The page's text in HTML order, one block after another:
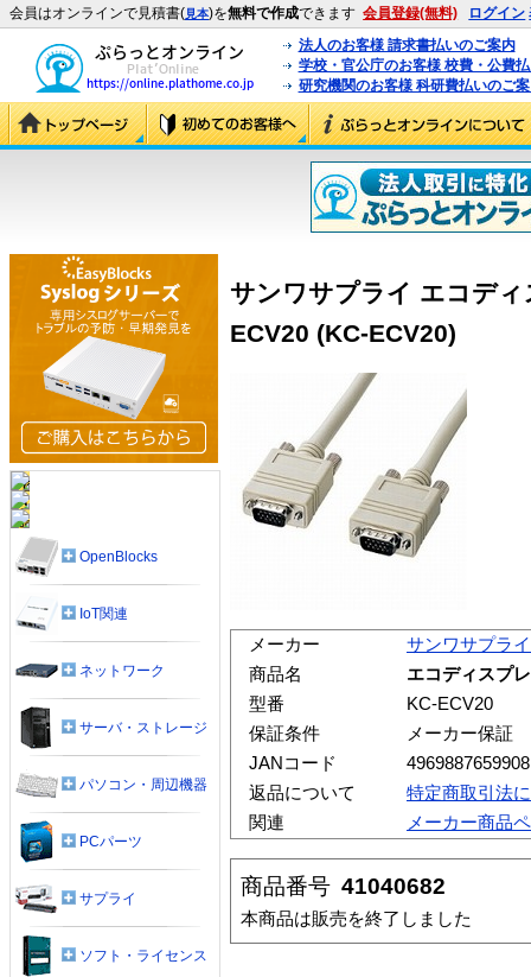
会員はオンラインで見積書(見本)を無料で作成できます 会員登録(無料) ログイン
法人のお客様 請求書払いのご案内
学校・官公庁のお客様 校費・公費
研究機関のお客様 科研費払いのご
サンワサプライ エコデ
ECV20 (KC-ECV20)
メーカー
サンワサプライ
商品名
エコディスプ
型番
KC-ECV20
保証条件
メーカー保証
JANコード
4969887659908
返品について
特定商取引法
関連
メーカー商品
商品番号 41040682
本商品は販売を終了しました
OpenBlocks
IoT関連
ネットワーク
サーバ・ストレージ
パソコン・周辺機器
PCパーツ
サプライ
ソフト・ライセンス